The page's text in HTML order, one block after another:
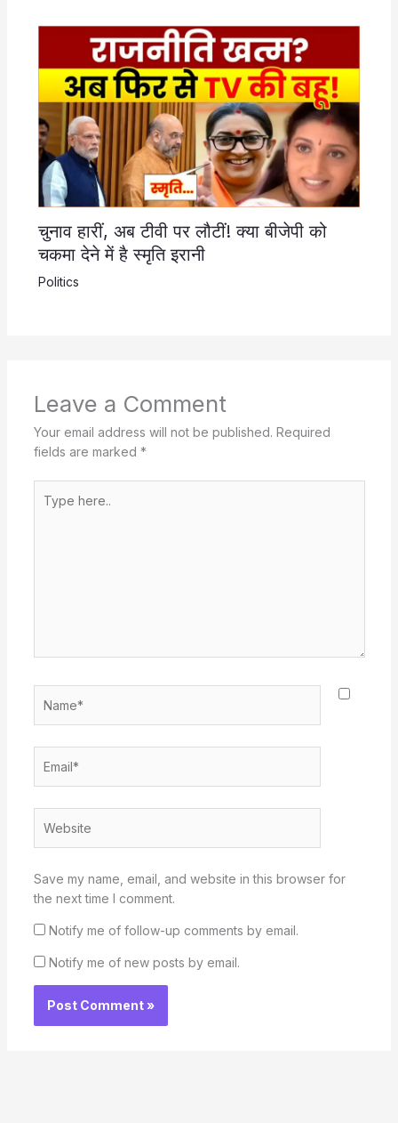
चुनाव हारीं, अब टीवी पर लौटीं! क्या बीजेपी को
चकमा देने में है स्मृति इरानी
Politics
Leave a Comment
Your email address will not be published. Required
fields are marked *
here..
Save my name, email, and website in this browser for
the next time I comment.
Notify me of follow-up comments by email.
Notify me of new posts by email.